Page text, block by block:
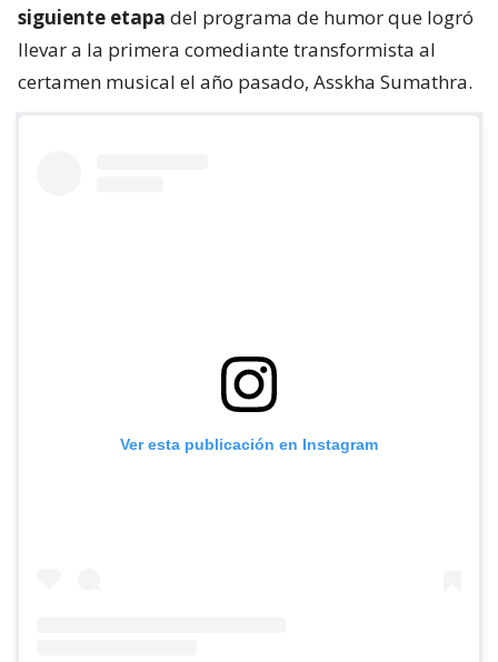
siguiente etapa del programa de humor que logró
llevar a la primera comediante transformista al
certamen musical el año pasado, Asskha Sumathra.
Ver esta publicación en Instagram